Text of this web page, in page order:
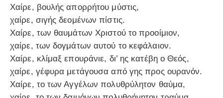
Χαίρε, βουλής απορρήτου μύστις,
χαίρε, σιγής δεομένων πίστις.
Χαίρε, των θαυμάτων Χριστού το προοίμιον,
χαίρε, των δογμάτων αυτού το κεφάλαιον.
Χαίρε, κλίμαξ επουράνιε, δι’ ης κατέβη ο Θεός,
χαίρε, γέφυρα μετάγουσα από γης προς ουρανόν.
Χαίρε, το των Αγγέλων πολυθρύλητον θαύμα,